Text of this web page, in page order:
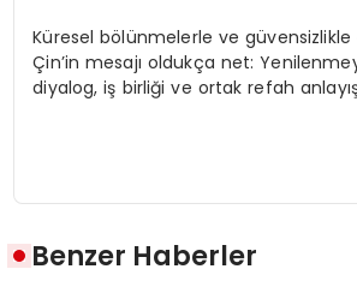
Küresel bölünmelerle ve
Çin’in mesajı oldukça net:
diyalog, iş birliği ve ortak refah
Benzer Haberler